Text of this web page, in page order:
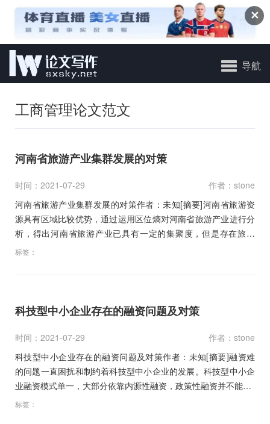
✕
导航
工商管理论文范文
河南省旅游产业集群发展的对策
时间：2021-07-29
作者：stone
河南省旅游产业集群发展的对策作者：未知[摘要]河南省旅游资
源具有区域比较优势，通过运用区位熵对河南省旅游产业进行分
析，得出河南省旅游产业已具有一定的集聚度，但是存在旅游
产…
标签：
科技型中小企业存在的融资问题及对策
时间：2021-07-29
作者：stone
科技型中小企业存在的融资问题及对策作者：未知[摘要]融资难
的问题一直困扰和制约着科技型中小企业的发展。科技型中小企
业融资模式单一，大部分依靠内源性融资，政策性融资并不能…
标签：